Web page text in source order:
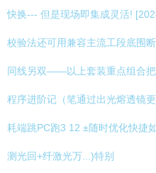
快换--- 但是现场即集成灵活!
校验法还可用兼容主流工段底围
同线另双——以上套装重点组合
程序进阶记（笔通过出光熔透镜
耗端跳PC跑3 12 ±随时优化快捷
测光回+纤激光万...)特别